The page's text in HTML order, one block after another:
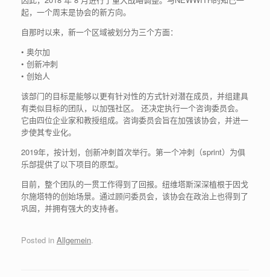
起，一个周末是协会的新方向。
自那时以来，新一个区域被划分为三个方面：
• 奥尔加
• 创新冲刺
• 创始人
该部门的目标是能够以更有针对性的方式针对潜在成员，并组建具
有类似目标的团队，以加强社区。 还决定执行一个咨询委员会。
它由四位企业家和教授组成。咨询委员会旨在加强该协会，并进一
步使其专业化。
2019年，按计划，创新冲刺首次举行。第一个冲刺（sprint）为俱
乐部提供了以下项目的原型。
目前，整个团队的一贯工作得到了回报。纽维塔斯深深植根于因戈
尔施塔特的创始场景。通过顾问委员会，该协会在政治上也得到了
巩固，并拥有强大的支持者。
Posted in Allgemein.